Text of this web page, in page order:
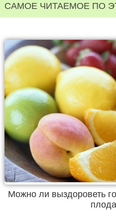
САМОЕ ЧИТАЕМОЕ ПО
Можно ли выздороветь